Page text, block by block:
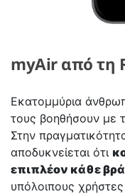
myAir από τη
Εκατομμύρια
τους βοηθήσουν με
Στην
αποδυκνείεται ότι
επιπλέον κάθε
υπόλοιπους